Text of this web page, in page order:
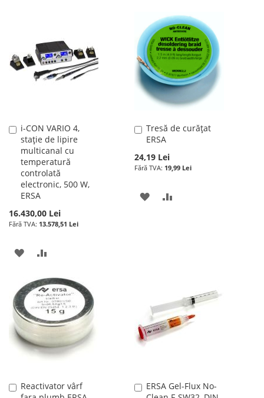
LISTA
DE
DORINTE
PENTRU
COMPARARE
i-CON VARIO 4,
stație de lipire
multicanal cu
temperatură
controlată
electronic, 500 W,
ERSA
16.430,00 Lei
13.578,51 Lei
Adauga
în
cos
ADAUGATI
LISTA
DE
DORINTE
COMPARARE
Tresă de curățat
ERSA
24,19 Lei
19,99 Lei
Adauga
în
ADAUGATI
Reactivator vârf
Adauga
ERSA Gel-Flux No-
Adauga